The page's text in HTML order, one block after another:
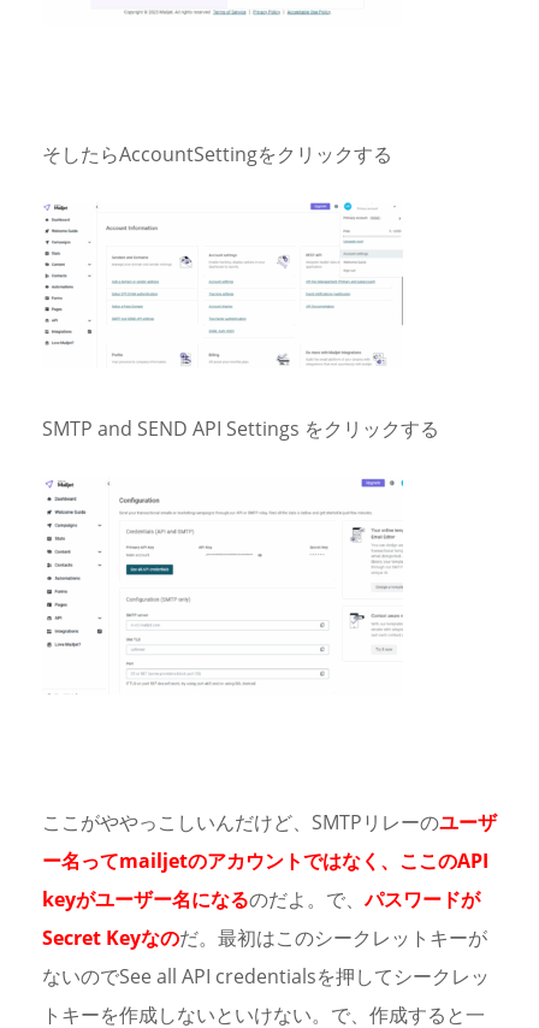
そしたらAccountSettingをクリックする
SMTP and SEND API Settings をクリックする
ここがややっこしいんだけど、SMTPリレーのユーザ
ー名ってmailjetのアカウントではなく、ここのAPI
keyがユーザー名になるのだよ。で、パスワードが
Secret Keyなのだ。最初はこのシークレットキーが
ないのでSee all API credentialsを押してシークレッ
トキーを作成しないといけない。で、作成すると一